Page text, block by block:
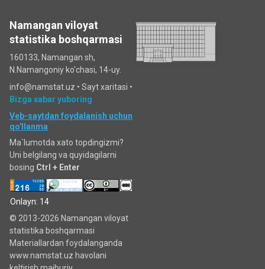
Namangan viloyat
statistika boshqarmasi
160133, Namangan sh,
N.Namangoniy ko'chasi, 14-uy.
info@namstat.uz • Sayt xaritasi •
Bizga xabar yuboring
Veb-saytdan foydalanish uchun
qo'llanma
Ma`lumotda xato topdingizmi?
Uni belgilang va quyidagilarni
bosing Ctrl + Enter
Onlayn: 14
© 2013-2026 Namangan viloyat
statistika boshqarmasi
Materiallardan foydalanganda
www.namstat.uz havolani